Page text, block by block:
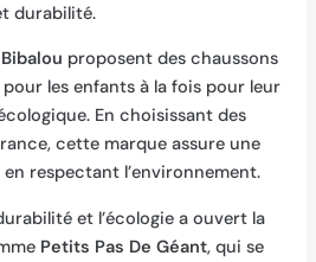
durabilité.
Bibalou proposent des chaussons
les enfants à la fois pour leur
En choisissant des
cette marque assure une
respectant l’environnement.
et l’écologie a ouvert la
Petits Pas De Géant, qui se